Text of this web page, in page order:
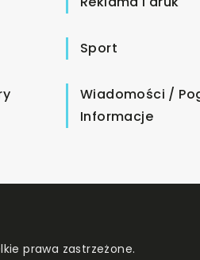
Sport
Wiadomości /
Informacje
prawa zastrzeżone.